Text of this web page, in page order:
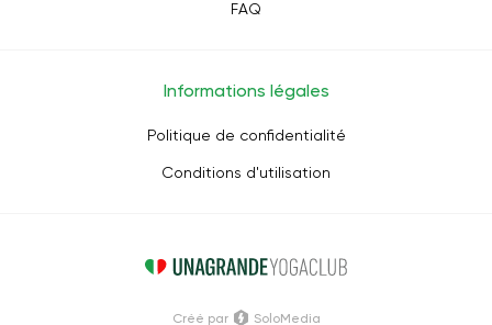
FAQ
Informations légales
Politique de confidentialité
Conditions d'utilisation
Créé par SoloMedia